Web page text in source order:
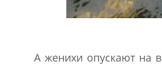
А женихи опускают на